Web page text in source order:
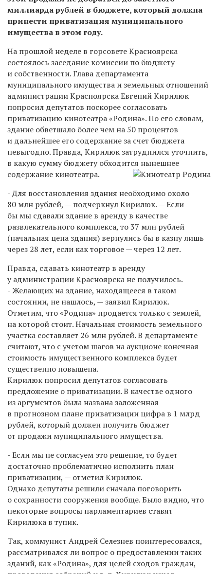
миллиарда рублей в бюджете, который должна
принести приватизация муниципального
имущества в этом году.
На прошлой неделе в горсовете Красноярска
состоялось заседание комиссии по бюджету
и собственности. Глава департамента
муниципального имущества и земельных отношений
администрации Красноярска Евгений Кирилюк
попросил депутатов поскорее согласовать
приватизацию кинотеатра «Родина». По его словам,
здание обветшало более чем на 50 процентов
и дальнейшее его содержание за счет бюджета
невыгодно. Правда, Кирилюк затруднился уточнить,
в какую сумму бюджету обходится нынешнее
содержание кинотеатра.
- Для восстановления здания необходимо около
80 млн рублей, — подчеркнул Кирилюк. — Если
бы мы сдавали здание в аренду в качестве
развлекательного комплекса, то 37 млн рублей
(начальная цена здания) вернулись бы в казну лишь
через 28 лет, если как торговое — через 12 лет.
Правда, сдавать кинотеатр в аренду
у администрации Красноярска не получилось.
- Желающих на здание, находящееся в таком
состоянии, не нашлось, — заявил Кирилюк.
Отметим, что «Родина» продается только с землей,
на которой стоит. Начальная стоимость земельного
участка составляет 26 млн рублей. В департаменте
считают, что с учетом шагов на аукционе конечная
стоимость имущественного комплекса будет
существенно повышена.
Кирилюк попросил депутатов согласовать
предложение о приватизации. В качестве одного
из аргументов была названа заложенная
в прогнозном плане приватизации цифра в 1 млрд
рублей, который должен получить бюджет
от продажи муниципального имущества.
- Если мы не согласуем это решение, то будет
достаточно проблематично исполнить план
приватизации, — отметил Кирилюк.
Однако депутаты решили сначала поговорить
о сохранности сооружения вообще. Было видно, что
некоторые вопросы парламентариев ставят
Кирилюка в тупик.
Так, коммунист Андрей Селезнев поинтересовался,
рассматривался ли вопрос о предоставлении таких
зданий, как «Родина», для целей сходов граждан,